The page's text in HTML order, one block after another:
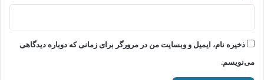
ذخیره نام، ایمیل و وبسایت من در مرورگر برای زمانی که دوباره دیدگاهی
می‌نویسم.